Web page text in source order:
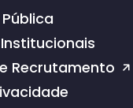
Recrutamento